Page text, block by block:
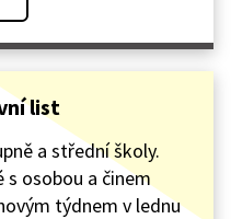
list
a střední školy.
s osobou a činem
týdnem v lednu